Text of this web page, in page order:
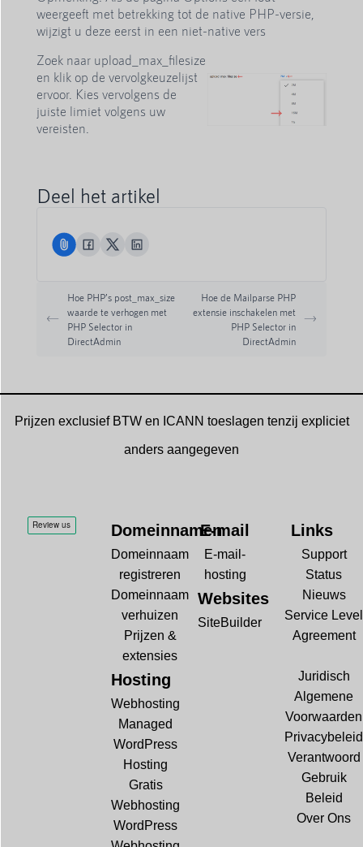
weergeeft met betrekking tot de native PHP-versie,
wijzigt u deze eerst in een niet-native vers
Zoek naar upload_max_filesize
en klik op de vervolgkeuzelijst
ervoor. Kies vervolgens de
juiste limiet volgens uw
vereisten.
Deel het artikel
Hoe PHP’s post_max_size
waarde te verhogen met
PHP Selector in
DirectAdmin
Hoe de Mailparse PHP
extensie inschakelen met
PHP Selector in
DirectAdmin
Prijzen exclusief BTW en ICANN toeslagen tenzij expliciet
anders aangegeven
Domeinnamen
Domeinnaam
registreren
Domeinnaam
verhuizen
Prijzen &
extensies
Hosting
Webhosting
Managed
WordPress
Hosting
Gratis
Webhosting
WordPress
E-mail
E-mail-
hosting
Websites
SiteBuilder
Links
Support
Status
Nieuws
Service Level
Agreement
Juridisch
Algemene
Voorwaarden
Privacybeleid
Verantwoord
Gebruik
Beleid
Over Ons